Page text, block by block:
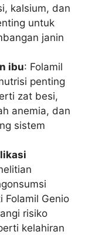
kalsium, dan
untuk
janin
ibu: Folamil
penting
zat besi,
anemia, dan
sistem
Folamil Genio
risiko
kelahiran